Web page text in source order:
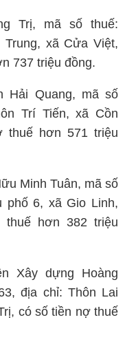
Trị, mã số thuế:
Trung, xã Cửa Việt,
737 triệu đồng.
Hải Quang, mã số
Trí Tiến, xã Cồn
thuế hơn 571 triệu
Minh Tuân, mã số
phố 6, xã Gio Linh,
hơn 382 triệu
Xây dựng Hoàng
địa chỉ: Thôn Lai
có số tiền nợ thuế